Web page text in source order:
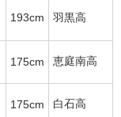
193cm 羽黒高
175cm 恵庭南高
175cm 白石高